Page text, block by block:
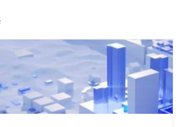
费项说明及购买方式